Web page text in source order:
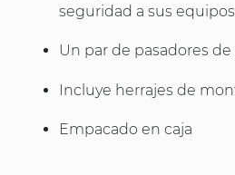
seguridad a sus
Un par de pasadores
Incluye herrajes de
Empacado en caja